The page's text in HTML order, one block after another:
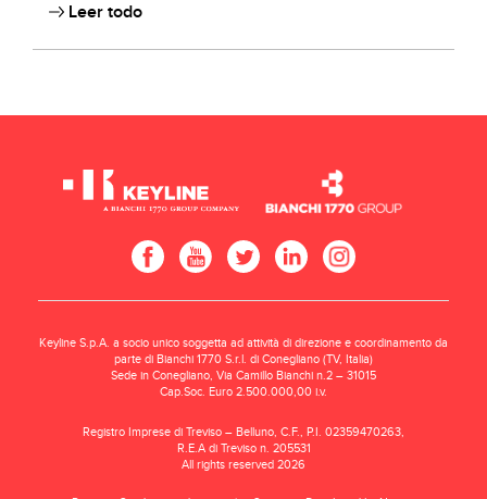
Leer todo
Keyline S.p.A. a socio unico soggetta ad attività di direzione e coordinamento da
parte di Bianchi 1770 S.r.l. di Conegliano (TV, Italia)
Sede in Conegliano, Via Camillo Bianchi n.2 – 31015
Cap.Soc. Euro 2.500.000,00 i.v.
Registro Imprese di Treviso – Belluno, C.F., P.I. 02359470263,
R.E.A di Treviso n. 205531
All rights reserved 2026